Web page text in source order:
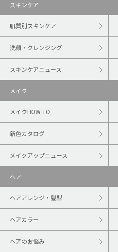
スキンケア
肌質別スキンケア
洗顔・クレンジング
スキンケアニュース
メイク
メイクHOW TO
新色カタログ
メイクアップニュース
ヘア
ヘアアレンジ・髪型
ヘアカラー
ヘアのお悩み